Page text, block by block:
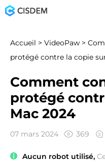
Accueil > VideoPaw >
protégé contre la copie
Comment
protégé
Mac 2024
07 mars 2024 369
Aucun robot utilisé,